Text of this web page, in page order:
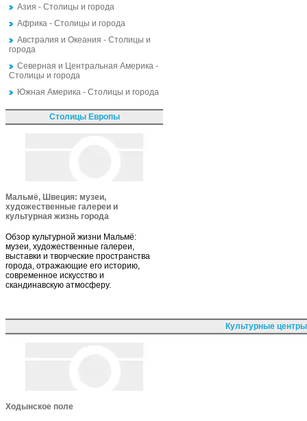
Азия - Столицы и города
Африка - Столицы и города
Австралия и Океания - Столицы и
города
Северная и Центральная Америка -
Столицы и города
Южная Америка - Столицы и города
Столицы Европы
Мальмё, Швеция: музеи,
художественные галереи и
культурная жизнь города
Обзор культурной жизни Мальмё:
музеи, художественные галереи,
выставки и творческие пространства
города, отражающие его историю,
современное искусство и
скандинавскую атмосферу.
Культурные
Ходынское поле